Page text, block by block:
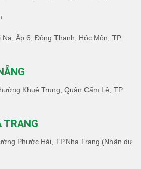
Ấp 6, Đông Thạnh, Hóc Môn, TP.
Khuê Trung, Quận Cẩm Lệ, TP
TRANG
Phước Hải, TP.Nha Trang (Nhận dự